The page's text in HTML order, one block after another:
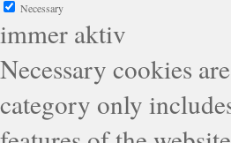
Necessary
immer aktiv
Necessary cookies
category only